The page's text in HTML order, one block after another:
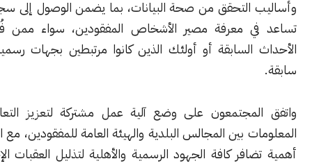
التحقق من صحة البيانات، بما يضمن الوصول إلى سجلات دقيقة
معرفة مصير الأشخاص المفقودين، سواء ممن فُقدوا خلال
السابقة أو أولئك الذين كانوا مرتبطين بجهات رسمية في فترات
على وضع آلية عمل مشتركة لتعزيز التعاون وتبادل
بين المجالس البلدية والهيئة العامة للمفقودين، مع التأكيد على
كافة الجهود الرسمية والأهلية لتذليل العقبات الإجرائية، بما